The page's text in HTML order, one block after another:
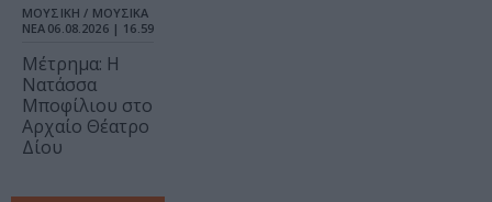
ΜΟΥΣΙΚΗ / ΜΟΥΣΙΚΑ
ΝΕΑ 06.08.2026 | 16.59
Μέτρημα: Η
Νατάσσα
Μποφίλιου στο
Αρχαίο Θέατρο
Δίου